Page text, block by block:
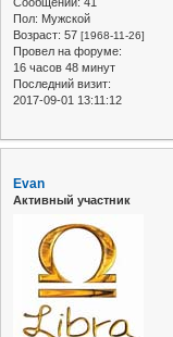
Пол: Мужской
Возраст: 57 [1968-11-26]
Провел на форуме:
16 часов 48 минут
Последний визит:
2017-09-01 13:11:12
Evan
Активный участник